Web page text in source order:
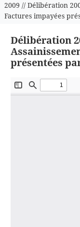
2009 // Délibération
Factures impayées
Délibération
présentées